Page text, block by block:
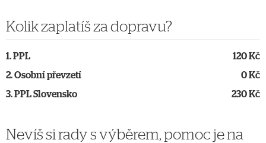
Kolik zaplatíš za dopravu?
PPL
120 Kč
Osobní převzetí
0 Kč
PPL Slovensko
230 Kč
Nevíš si rady s výběrem, pomoc je na